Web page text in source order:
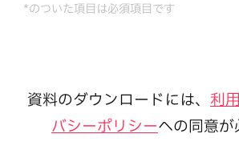
*のついた項目は必須項目です
資料のダウンロードには、 利
バシーポリシーへの同意が